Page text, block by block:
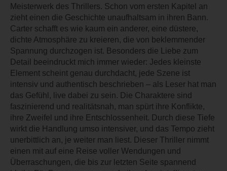
Meisterwerk des Thrillers. Schon vom ersten Kapitel an
zieht einen die Geschichte unaufhaltsam in ihren Bann.
Carter schafft es wie kaum ein anderer, eine düstere,
dichte Atmosphäre zu kreieren, die von beklemmender
Spannung durchzogen ist. Besonders die Liebe zum
Detail beeindruckt mich immer wieder: Jedes kleinste
Element scheint genau durchdacht, jede Szene ist
intensiv und authentisch beschrieben – als Leser hat man
das Gefühl, live dabei zu sein. Die Charaktere sind
faszinierend und realitätsnah, man spürt ihre Konflikte,
ihre Zweifel und ihre Entschlossenheit. Durch diese Tiefe
wirkt die Handlung umso intensiver, und das Tempo zieht
unerbittlich an, je weiter man liest. Dieser Thriller nimmt
einen mit auf eine Reise voller Wendungen und
Überraschungen, die bis zur letzten Seite spannend